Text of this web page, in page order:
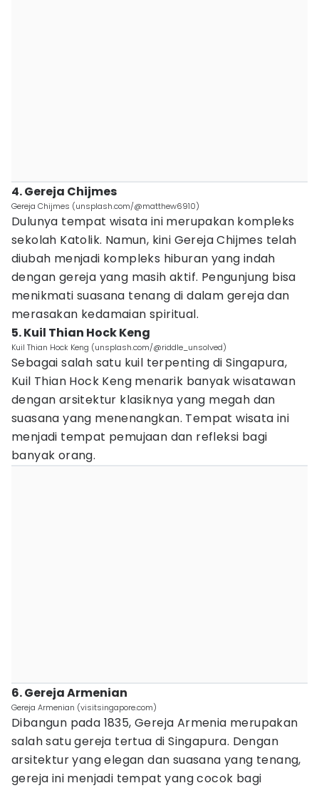
4. Gereja Chijmes
Gereja Chijmes (unsplash.com/@matthew6910)
Dulunya tempat wisata ini merupakan kompleks
sekolah Katolik. Namun, kini Gereja Chijmes telah
diubah menjadi kompleks hiburan yang indah
dengan gereja yang masih aktif. Pengunjung bisa
menikmati suasana tenang di dalam gereja dan
merasakan kedamaian spiritual.
5. Kuil Thian Hock Keng
Kuil Thian Hock Keng (unsplash.com/@riddle_unsolved)
Sebagai salah satu kuil terpenting di Singapura,
Kuil Thian Hock Keng menarik banyak wisatawan
dengan arsitektur klasiknya yang megah dan
suasana yang menenangkan. Tempat wisata ini
menjadi tempat pemujaan dan refleksi bagi
banyak orang.
6. Gereja Armenian
Gereja Armenian (visitsingapore.com)
Dibangun pada 1835, Gereja Armenia merupakan
salah satu gereja tertua di Singapura. Dengan
arsitektur yang elegan dan suasana yang tenang,
gereja ini menjadi tempat yang cocok bagi